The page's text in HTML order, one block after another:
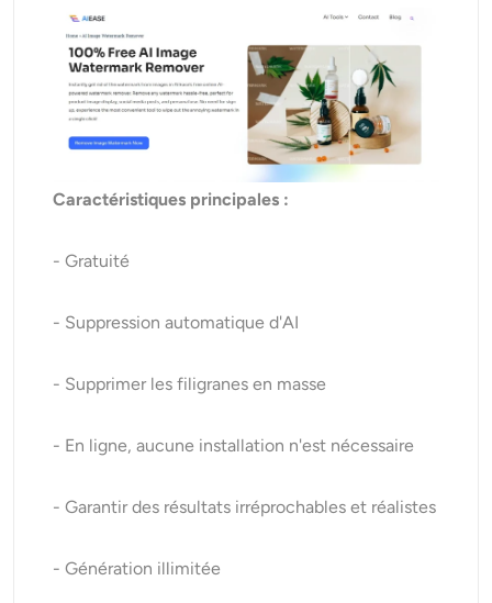
Caractéristiques principales :
- Gratuité
- Suppression automatique d'AI
- Supprimer les filigranes en masse
- En ligne, aucune installation n'est nécessaire
- Garantir des résultats irréprochables et réalistes
- Génération illimitée